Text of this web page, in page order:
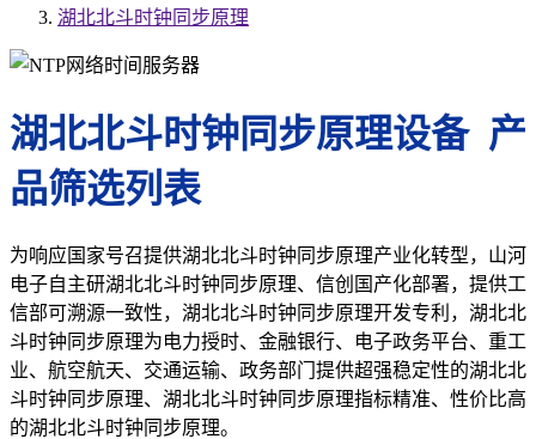
湖北北斗时钟同步原理
湖北北斗时钟同步原理设备 产
品筛选列表
为响应国家号召提供湖北北斗时钟同步原理产业化转型，山河
电子自主研湖北北斗时钟同步原理、信创国产化部署，提供工
信部可溯源一致性，湖北北斗时钟同步原理开发专利，湖北北
斗时钟同步原理为电力授时、金融银行、电子政务平台、重工
业、航空航天、交通运输、政务部门提供超强稳定性的湖北北
斗时钟同步原理、湖北北斗时钟同步原理指标精准、性价比高
的湖北北斗时钟同步原理。